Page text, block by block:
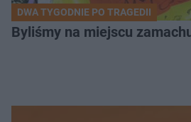
DWA TYGODNIE PO TRAGEDII
Byliśmy na miejscu